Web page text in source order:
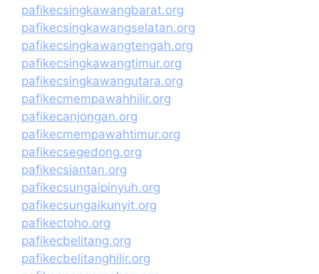
pafikecsingkawangbarat.org
pafikecsingkawangselatan.org
pafikecsingkawangtengah.org
pafikecsingkawangtimur.org
pafikecsingkawangutara.org
pafikecmempawahhilir.org
pafikecanjongan.org
pafikecmempawahtimur.org
pafikecsegedong.org
pafikecsiantan.org
pafikecsungaipinyuh.org
pafikecsungaikunyit.org
pafikectoho.org
pafikecbelitang.org
pafikecbelitanghilir.org